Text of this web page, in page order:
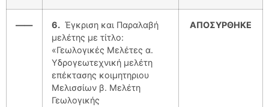
—— 6. Έγκριση και Παραλαβή
μελέτης με τίτλο:
«Γεωλογικές Μελέτες α.
Υδρογεωτεχνική μελέτη
επέκτασης κοιμητηριου
Μελισσίων β. Μελέτη
Γεωλογικής
ΑΠΟΣΥΡΘΗΚΕ